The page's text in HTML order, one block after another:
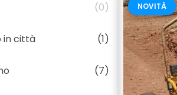
(0)
in città (1)
(7)
NOVITÀ